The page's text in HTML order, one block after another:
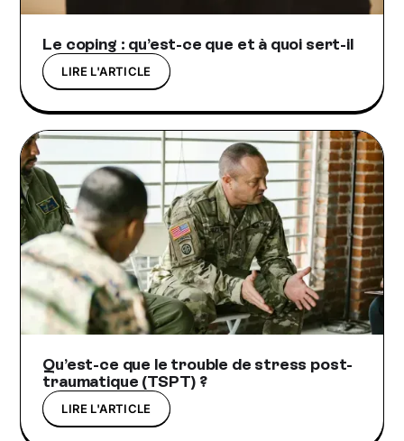
Le coping : qu’est-ce que et à quoi sert-il
LIRE L'ARTICLE
Qu’est-ce que le trouble de stress post-
traumatique (TSPT) ?
LIRE L'ARTICLE